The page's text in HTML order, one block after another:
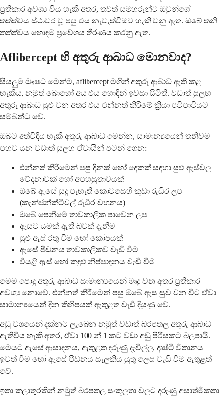
ප්‍රතිකාර අවශ්‍ය විය හැකි අතර, තවත් සමහරුන්ට ඔවුන්ගේ
තත්ත්වය ස්ථාවර වූ පසු එය නැවැත්වීමට හැකි වනු ඇත. ඔබේ තනි
තත්ත්වය හොඳම ප්‍රවේශය තීරණය කරනු ඇත.
Aflibercept හි අතුරු ආබාධ මොනවාද?
සියලුම ඖෂධ මෙන්ම, aflibercept මගින් අතුරු ආබාධ ඇති කළ
හැකිය, නමුත් බොහෝ අය එය හොඳින් ඉවසා සිටිති. වඩාත් සුලභ
අතුරු ආබාධ සුළු වන අතර එය එන්නත් කිරීමේ ක්‍රියා පටිපාටියට
සම්බන්ධ වේ.
ඔබට අත්විඳිය හැකි අතුරු ආබාධ මෙන්න, සාමාන්‍යයෙන් තනිවම
පහව යන වඩාත් සුලභ ඒවායින් පටන් ගෙන:
එන්නත් කිරීමෙන් පසු දිනක් හෝ දෙකක් සඳහා සුළු ඇස්වල
වේදනාවක් හෝ අපහසුතාවයක්
ඔබේ ඇසේ සුදු පැහැති කොටසෙහි කුඩා රුධිර ලප
(කැන්ජන්ක්ටිවල් රුධිර වහනය)
ඔබේ පෙනීමේ තාවකාලික පාවෙන ලප
ඇසට යමක් ඇති බවක් දැනීම
සුළු ඇස් රතු වීම හෝ කෝපයක්
ඇසේ පීඩනය තාවකාලිකව වැඩි වීම
වියළි ඇස් හෝ කඳුළු නිෂ්පාදනය වැඩි වීම
මෙම පොදු අතුරු ආබාධ සාමාන්‍යයෙන් මෘදු වන අතර ප්‍රතිකාර
අවශ්‍ය නොවේ. එන්නත් කිරීමෙන් පසු ඔබේ ඇස සුව වන විට ඒවා
සාමාන්‍යයෙන් දින කිහිපයක් ඇතුළත වැඩි දියුණු වේ.
අඩු වශයෙන් දක්නට ලැබෙන නමුත් වඩාත් බරපතල අතුරු ආබාධ
ඇතිවිය හැකි අතර, ඒවා 100 න් 1 කට වඩා අඩු පිරිසකට බලපායි.
මෙයට ඇසේ ආසාදනය, ඇතුළත දරුණු දැවිල්ල, දෘෂ්ටි විතානය
ඉවත් වීම හෝ ඇසේ පීඩනය සැලකිය යුතු ලෙස වැඩි වීම ඇතුළත්
වේ.
ඉතා කලාතුරකින් නමුත් බරපතල සංකූලතා වලට දරුණු අසාත්මිකතා